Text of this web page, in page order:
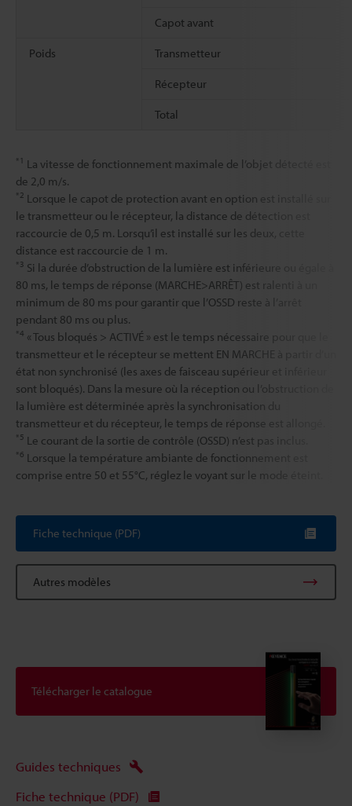
Capot avant
Poids Transmetteur
Récepteur
Total
*1 La vitesse de fonctionnement maximale de l’objet détecté est
de 2,0 m/s.
*2 Lorsque le capot de protection avant en option est installé sur
le transmetteur ou le récepteur, la distance de détection est
raccourcie de 0,5 m. Lorsqu’il est installé sur les deux, cette
distance est raccourcie de 1 m.
*3 Si la durée d’obstruction de la lumière est inférieure ou égale à
80 ms, le temps de réponse (MARCHE>ARRÊT) est ralenti à un
minimum de 80 ms pour garantir que l’OSSD reste à l’arrêt
pendant 80 ms ou plus.
*4 « Tous bloqués > ACTIVÉ » est le temps nécessaire pour que le
transmetteur et le récepteur se mettent EN MARCHE à partir d’un
état non synchronisé (les axes de faisceau supérieur et inférieur
sont bloqués). Dans la mesure où la réception ou l’obstruction de
la lumière est déterminée après la synchronisation du
transmetteur et du récepteur, le temps de réponse est allongé.
*5 Le courant de la sortie de contrôle (OSSD) n’est pas inclus.
*6 Lorsque la température ambiante de fonctionnement est
comprise entre 50 et 55°C, réglez le voyant sur le mode éteint.
Fiche technique (PDF)
Autres modèles
Télécharger le catalogue
Guides techniques
Fiche technique (PDF)